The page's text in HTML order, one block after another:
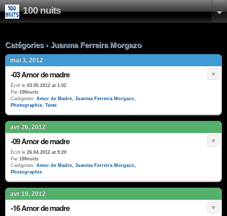
100 nuits
Catégories › Juanma Ferreira Morgazo
mai 3, 2012
-03 Amor de madre
Écrit le 03.05.2012 at 1:02
Par 100nuits
Catégories: Amor de Madre, Juanma Ferreira Morgazo,
Photographie, Texte
avr 26, 2012
-09 Amor de madre
Écrit le 26.04.2012 at 9:20
Par 100nuits
Catégories: Amor de Madre, Juanma Ferreira Morgazo,
Photographie
avr 19, 2012
-16 Amor de madre